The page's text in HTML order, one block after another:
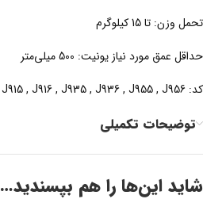
تحمل وزن: تا 15 کیلوگرم
حداقل عمق مورد نیاز یونیت: 500 میلی‌متر
کد: J915 , J916 , J935 , J936 , J955 , J956
توضیحات تکمیلی
شاید این‌ها را هم بپسندید…